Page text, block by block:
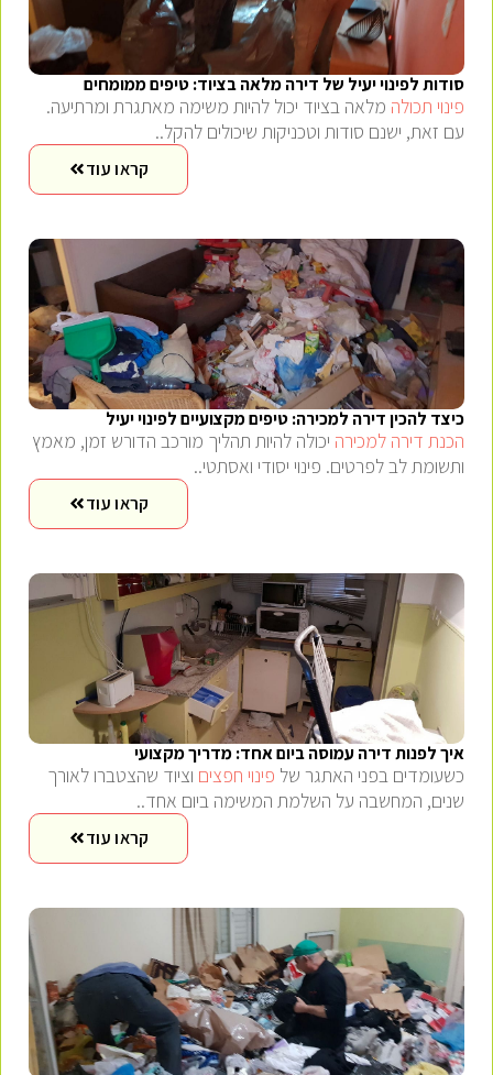
סודות לפינוי יעיל של דירה מלאה בציוד: טיפים ממומחים
פינוי תכולה מלאה בציוד יכול להיות משימה מאתגרת ומרתיעה.
עם זאת, ישנם סודות וטכניקות שיכולים להקל..
קראו עוד
כיצד להכין דירה למכירה: טיפים מקצועיים לפינוי יעיל
הכנת דירה למכירה יכולה להיות תהליך מורכב הדורש זמן, מאמץ
ותשומת לב לפרטים. פינוי יסודי ואסתטי..
קראו עוד
איך לפנות דירה עמוסה ביום אחד: מדריך מקצועי
כשעומדים בפני האתגר של פינוי חפצים וציוד שהצטברו לאורך
שנים, המחשבה על השלמת המשימה ביום אחד..
קראו עוד